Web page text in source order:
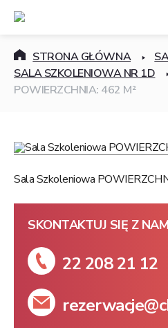
STRONA GŁÓWNA
SALA SZKOLENIOWA NR 1D
POWIERZCHNIA: 462 M²
Sala Szkoleniowa
SKONTAKTUJ SIĘ Z
22 208 21 12